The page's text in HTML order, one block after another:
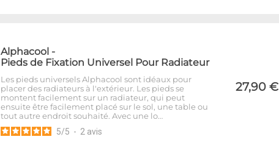
Alphacool -
Pieds de Fixation Universel Pour Radiateur
Les pieds universels Alphacool sont idéaux pour
placer des radiateurs à l'extérieur. Les pieds se
montent facilement sur un radiateur, qui peut
ensuite être facilement placé sur le sol, une table ou
tout autre endroit souhaité. Avec une lo…
5/5 - 2 avis
27,90 €